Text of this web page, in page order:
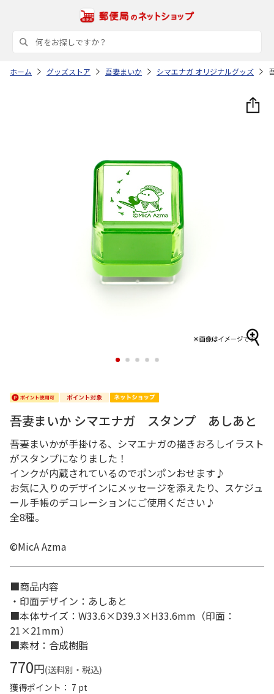
ホーム グッズストア 吾妻まいか シマエナガ オリジナルグッズ
1 2 3 4 5
吾妻まいか シマエナガ スタンプ あしあと
吾妻まいかが手掛ける、シマエナガの描きおろしイラスト
がスタンプになりました！
インクが内蔵されているのでポンポンおせます♪
お気に入りのデザインにメッセージを添えたり、スケジュ
ール手帳のデコレーションにご使用ください♪
全8種。
©MicA Azma
■商品内容
・印面デザイン：あしあと
■本体サイズ：W33.6×D39.3×H33.6mm（印面：
21×21mm）
■素材：合成樹脂
770円(送料別・税込)
獲得ポイント： 7 pt